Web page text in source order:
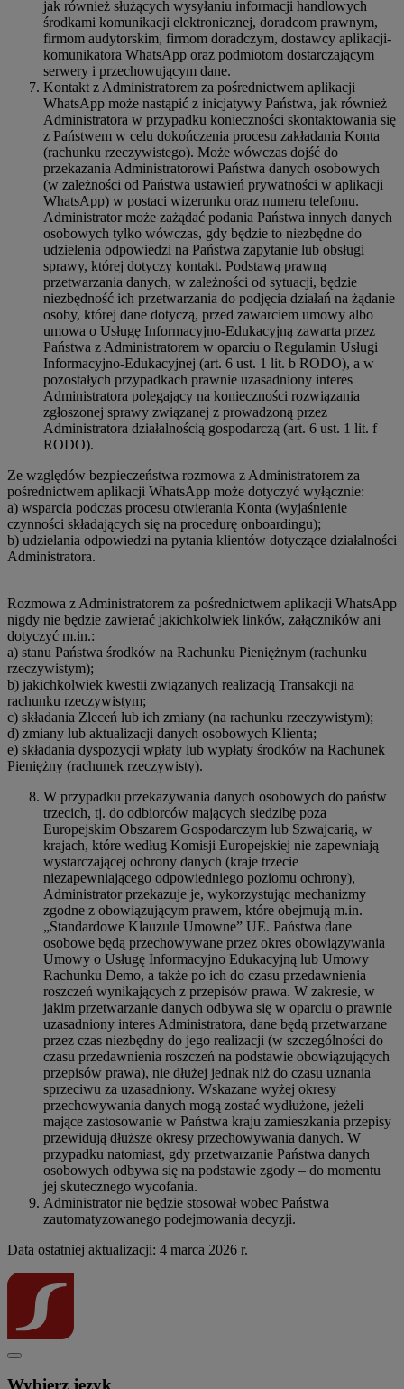
jak również służących wysyłaniu informacji handlowych
środkami komunikacji elektronicznej, doradcom prawnym,
firmom audytorskim, firmom doradczym, dostawcy aplikacji-
komunikatora WhatsApp oraz podmiotom dostarczającym
serwery i przechowującym dane.
Kontakt z Administratorem za pośrednictwem aplikacji
WhatsApp może nastąpić z inicjatywy Państwa, jak również
Administratora w przypadku konieczności skontaktowania się
z Państwem w celu dokończenia procesu zakładania Konta
(rachunku rzeczywistego). Może wówczas dojść do
przekazania Administratorowi Państwa danych osobowych
(w zależności od Państwa ustawień prywatności w aplikacji
WhatsApp) w postaci wizerunku oraz numeru telefonu.
Administrator może zażądać podania Państwa innych danych
osobowych tylko wówczas, gdy będzie to niezbędne do
udzielenia odpowiedzi na Państwa zapytanie lub obsługi
sprawy, której dotyczy kontakt. Podstawą prawną
przetwarzania danych, w zależności od sytuacji, będzie
niezbędność ich przetwarzania do podjęcia działań na żądanie
osoby, której dane dotyczą, przed zawarciem umowy albo
umowa o Usługę Informacyjno-Edukacyjną zawarta przez
Państwa z Administratorem w oparciu o Regulamin Usługi
Informacyjno-Edukacyjnej (art. 6 ust. 1 lit. b RODO), a w
pozostałych przypadkach prawnie uzasadniony interes
Administratora polegający na konieczności rozwiązania
zgłoszonej sprawy związanej z prowadzoną przez
Administratora działalnością gospodarczą (art. 6 ust. 1 lit. f
RODO).
Ze względów bezpieczeństwa rozmowa z Administratorem za
pośrednictwem aplikacji WhatsApp może dotyczyć wyłącznie:
a) wsparcia podczas procesu otwierania Konta (wyjaśnienie
czynności składających się na procedurę onboardingu);
b) udzielania odpowiedzi na pytania klientów dotyczące działalności
Administratora.
Rozmowa z Administratorem za pośrednictwem aplikacji WhatsApp
nigdy nie będzie zawierać jakichkolwiek linków, załączników ani
dotyczyć m.in.:
a) stanu Państwa środków na Rachunku Pieniężnym (rachunku
rzeczywistym);
b) jakichkolwiek kwestii związanych realizacją Transakcji na
rachunku rzeczywistym;
c) składania Zleceń lub ich zmiany (na rachunku rzeczywistym);
d) zmiany lub aktualizacji danych osobowych Klienta;
e) składania dyspozycji wpłaty lub wypłaty środków na Rachunek
Pieniężny (rachunek rzeczywisty).
W przypadku przekazywania danych osobowych do państw
trzecich, tj. do odbiorców mających siedzibę poza
Europejskim Obszarem Gospodarczym lub Szwajcarią, w
krajach, które według Komisji Europejskiej nie zapewniają
wystarczającej ochrony danych (kraje trzecie
niezapewniającego odpowiedniego poziomu ochrony),
Administrator przekazuje je, wykorzystując mechanizmy
zgodne z obowiązującym prawem, które obejmują m.in.
„Standardowe Klauzule Umowne” UE. Państwa dane
osobowe będą przechowywane przez okres obowiązywania
Umowy o Usługę Informacyjno Edukacyjną lub Umowy
Rachunku Demo, a także po ich do czasu przedawnienia
roszczeń wynikających z przepisów prawa. W zakresie, w
jakim przetwarzanie danych odbywa się w oparciu o prawnie
uzasadniony interes Administratora, dane będą przetwarzane
przez czas niezbędny do jego realizacji (w szczególności do
czasu przedawnienia roszczeń na podstawie obowiązujących
przepisów prawa), nie dłużej jednak niż do czasu uznania
sprzeciwu za uzasadniony. Wskazane wyżej okresy
przechowywania danych mogą zostać wydłużone, jeżeli
mające zastosowanie w Państwa kraju zamieszkania przepisy
przewidują dłuższe okresy przechowywania danych. W
przypadku natomiast, gdy przetwarzanie Państwa danych
osobowych odbywa się na podstawie zgody – do momentu
jej skutecznego wycofania.
Administrator nie będzie stosował wobec Państwa
zautomatyzowanego podejmowania decyzji.
Data ostatniej aktualizacji: 4 marca 2026 r.